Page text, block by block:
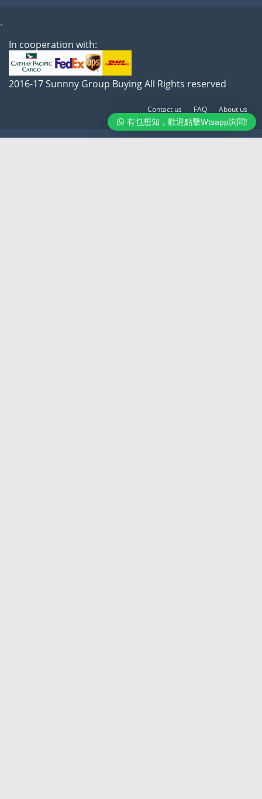
有乜想知，歡迎點擊Wtsapp詢問!
-
In cooperation with:
2016-17 Sunnny Group Buying All Rights reserved
Contact us FAQ About us